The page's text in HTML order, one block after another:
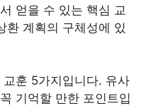
얻을 수 있는 핵심 교
환 계획의 구체성에 있
훈 5가지입니다. 유사
기억할 만한 포인트입